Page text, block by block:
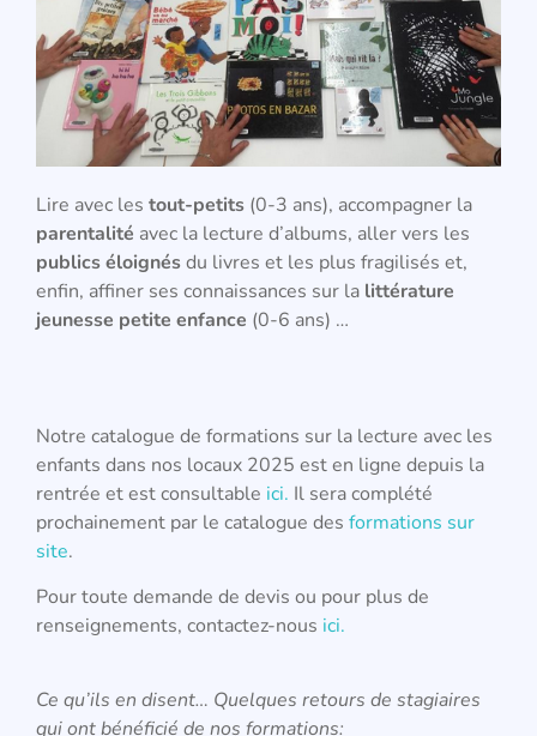
Lire avec les tout-petits (0-3 ans), accompagner la
parentalité avec la lecture d’albums, aller vers les
publics éloignésdu livres et les plus fragilisés et,
enfin, affiner ses connaissances sur la littérature
jeunesse petite enfance (0-6 ans) …
Notre catalogue de formations sur la lecture avec les
enfants dans nos locaux 2025 est en ligne depuis la
rentrée et est consultable ici. Il sera complété
prochainement par le catalogue des formations sur
site.
Pour toute demande de devis ou pour plus de
renseignements, contactez-nous ici.
Ce qu’ils en disent… Quelques retours de stagiaires
qui ont bénéficié de nos formations: